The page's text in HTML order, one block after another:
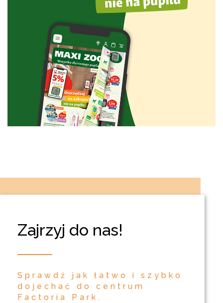
Zajrzyj do nas!
Sprawdź jak łatwo i szybko
dojechać do centrum
Factoria Park.